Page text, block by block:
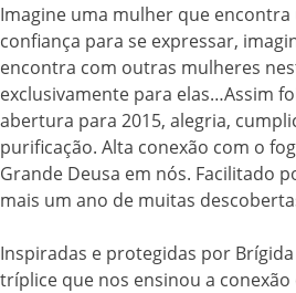
Imagine uma mulher que encontra
confiança para se expressar,
encontra com outras mulheres
exclusivamente para elas…Assim
abertura para 2015, alegria,
purificação. Alta conexão com o
Grande Deusa em nós. Facilitado
mais um ano de muitas
Inspiradas e protegidas por
tríplice que nos ensinou a conexão